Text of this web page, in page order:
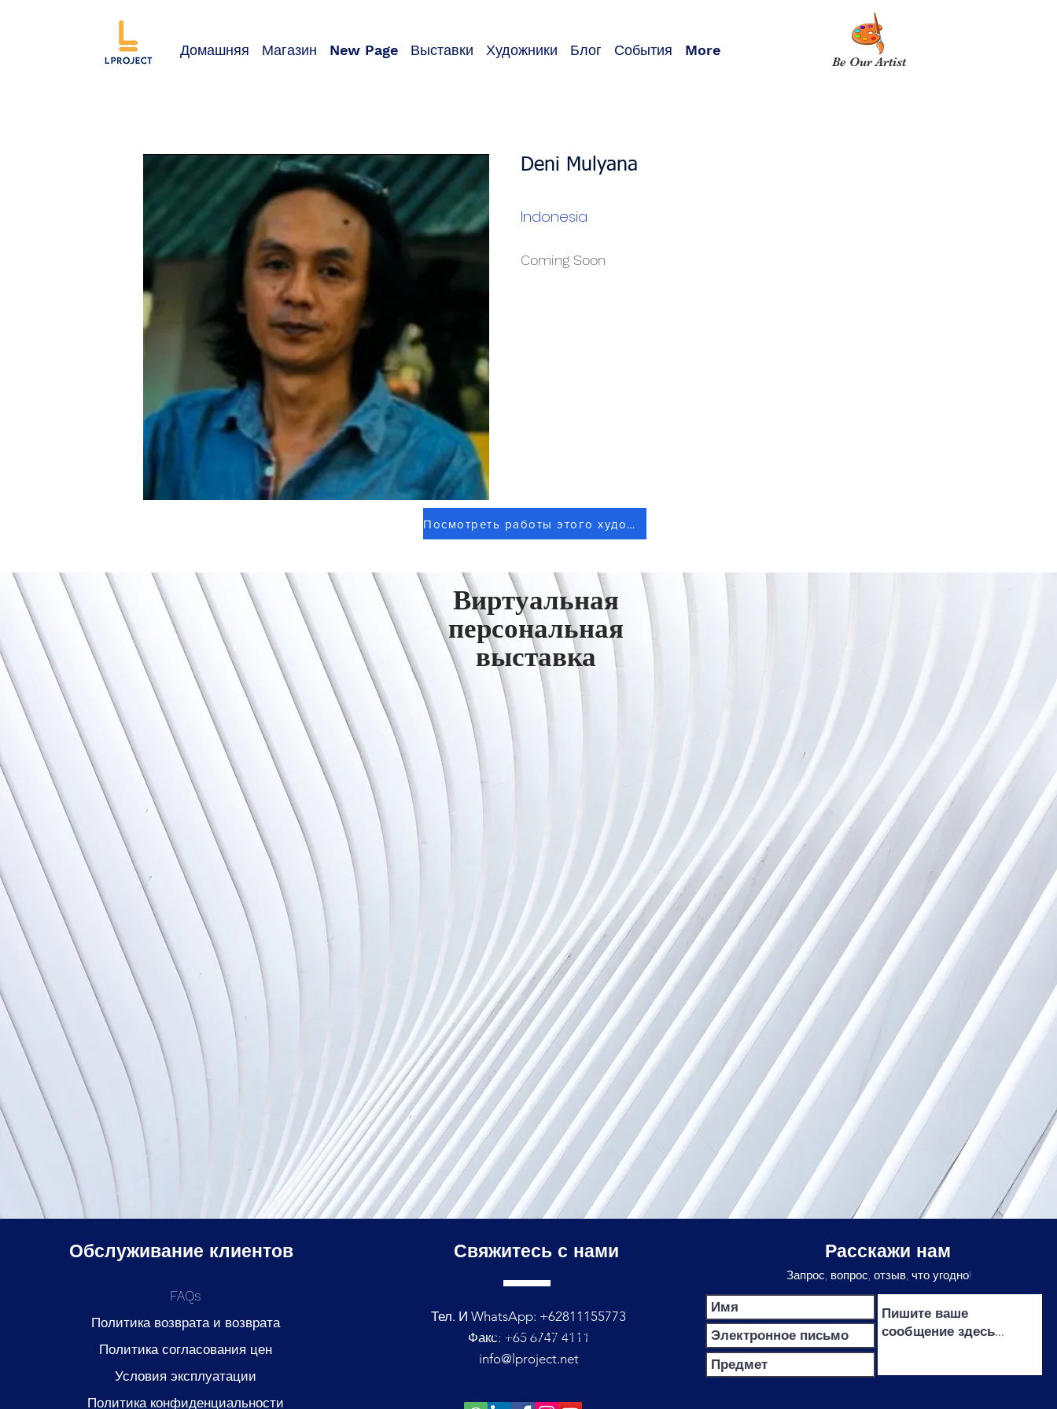
Домашняя Магазин New Page Выставки Художники Блог События More
Be Our Artist
Deni Mulyana
Indonesia
Coming Soon
Посмотреть работы этого художника
Виртуальная
персональная
выставка
Обслуживание клиентов
FAQs
Политика возврата и возврата
Политика согласования цен
Условия эксплуатации
Политика конфиденциальности
Свяжитесь с нами
Тел. И WhatsApp: +62811155773
Факс: +65 6747 4111
info@lproject.net
Расскажи нам
Запрос, вопрос, отзыв, что угодно!
© 2021, компания L Project